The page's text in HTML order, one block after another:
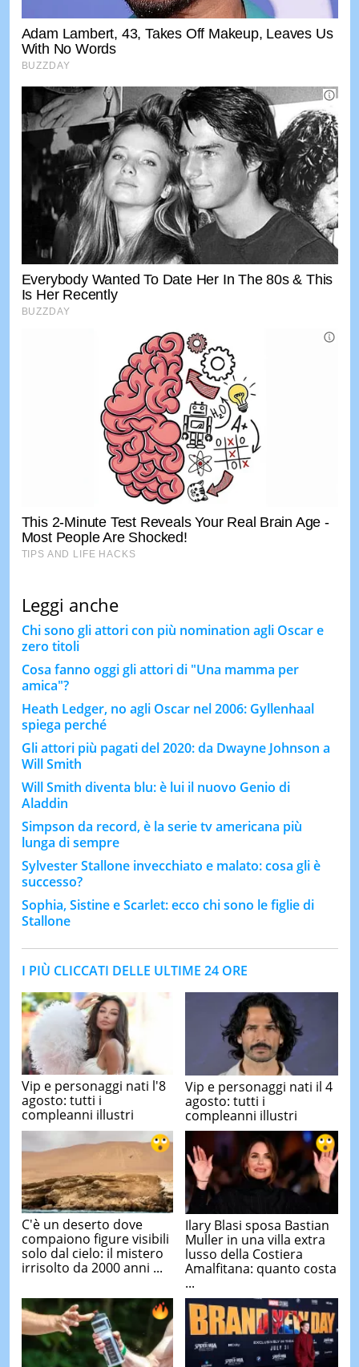
Leggi anche
Chi sono gli attori con più nomination agli Oscar e
zero titoli
Cosa fanno oggi gli attori di "Una mamma per
amica"?
Heath Ledger, no agli Oscar nel 2006: Gyllenhaal
spiega perché
Gli attori più pagati del 2020: da Dwayne Johnson a
Will Smith
Will Smith diventa blu: è lui il nuovo Genio di
Aladdin
Simpson da record, è la serie tv americana più
lunga di sempre
Sylvester Stallone invecchiato e malato: cosa gli è
successo?
Sophia, Sistine e Scarlet: ecco chi sono le figlie di
Stallone
I PIÙ CLICCATI DELLE ULTIME 24 ORE
Vip e personaggi nati l'8
agosto: tutti i
compleanni illustri
Vip e personaggi nati il 4
agosto: tutti i
compleanni illustri
C'è un deserto dove
compaiono figure visibili
solo dal cielo: il mistero
irrisolto da 2000 anni ...
Ilary Blasi sposa Bastian
Muller in una villa extra
lusso della Costiera
Amalfitana: quanto costa
...